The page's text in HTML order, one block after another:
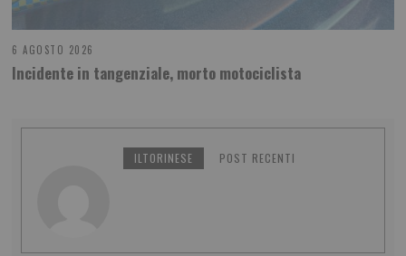
6 AGOSTO 2026
Incidente in tangenziale, morto motociclista
ILTORINESE POST RECENTI